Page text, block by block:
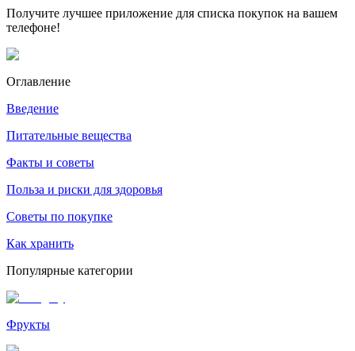
Получите лучшее приложение для списка покупок на вашем
телефоне!
Оглавление
Введение
Питательные вещества
Факты и советы
Польза и риски для здоровья
Советы по покупке
Как хранить
Популярные категории
Фрукты